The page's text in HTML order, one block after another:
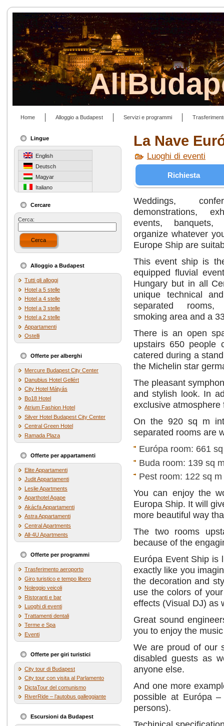
Home Alloggio a Budapest Servizi e programmi
Lingue
English
Deutsch
Magyar
Italiano
Cercare
Cerca:
Cerca
Alloggio a Budapest
Tutti gli alloggi
Hotel a 5 stelle
Hotel a 4 stelle
Hotel a 3 stelle
Hotel a 2 stelle
Appartamenti
Ostelli
Offerte per alberghi
Mercure Budapest City Center
Danubius Hotel Gellért
City Hotel Mátyás
Bo18 Hotel
Atrium Fashion Hotel
Silver Hotel Budapest City Center
Central Green Hotel
Ramada Plaza
Offerte per appartamenti
Elite Appartamenti
Judit Appartamenti
Leslie Apartments
Aparthotel Agape
Akácfa Appartamenti
Astra Appartamenti
Central Apartments
All-4U Apartments
Offerte per programmi
Trasferimento aeroporto
Giro turistico e tempo libero
Noleggio veicoli
Ristoranti e bar
Luoghi di eventi
Trattamenti dentali
Terme e Spa
Eventi
Offerte per giri turistici
City tour di Budapest
City tour con visita al Parlamento
DictaTour del comunismo
RiverRide – l’autobus galleggiante
Escursioni da Budapest
La Nave
Luoghi di eventi
Richiesta
Weddings,
demonstrations,
events, banquets,
organize whatever
Europe Ship are
This event ship is
equipped fluvial
Hungary but in all
unique technical
separated
smoking area and a
There is an open
upstairs 650 people
catered during a
the Michelin star
The pleasant
and stylish look. In
exclusive atmosphere
On the 920 sq m
separated rooms are
Európa room: 661
Buda room: 139 sq
Pest room: 122 sq m
You can enjoy the
Europa Ship. It will
more beautiful way
The two rooms
because of the
Európa Event Ship is
exactly like you
the decoration and
use the colors of
effects (Visual DJ) as
Great sound
you to enjoy the
We are proud of our
disabled guests as
anyone else.
And one more
possible at Európa
persons).